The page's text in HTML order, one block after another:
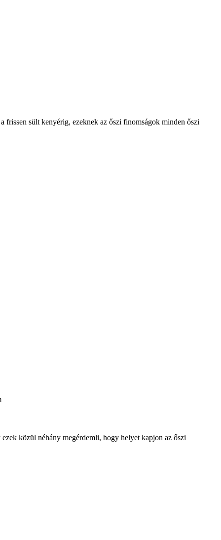
frissen sült kenyérig, ezeknek az őszi finomságok minden őszi
közül néhány megérdemli, hogy helyet kapjon az őszi